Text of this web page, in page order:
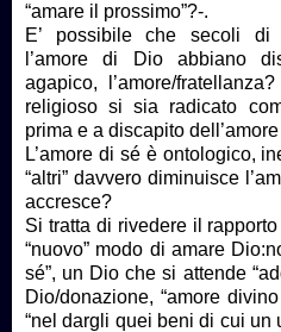
“amare il prossimo”?-.
E’ possibile che secoli di
l’amore di Dio abbiano
agapico, l’amore/
religioso si sia radicato
prima e a discapito dell’amore
L’amore di sé è ontologico,
“altri” davvero diminuisce
accresce?
Si tratta di rivedere il
“nuovo” modo di amare
sé”, un Dio che si attende
Dio/donazione, “amore
“nel dargli quei beni di cui un